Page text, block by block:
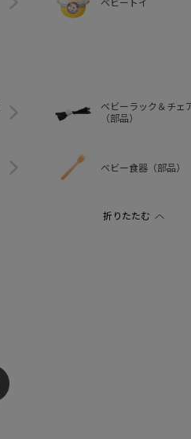
ベビートイ
ベビーラック＆チェ
（部品）
ベビー食器（部品）